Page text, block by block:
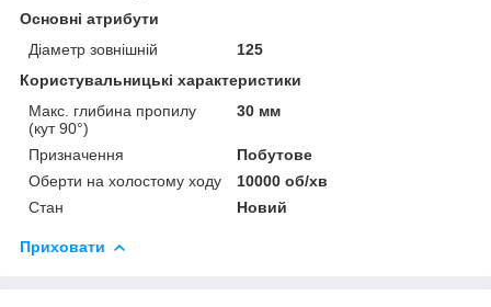
Основні атрибути
Діаметр зовнішній
125
Користувальницькі характеристики
Макс. глибина пропилу
(кут 90°)
30 мм
Призначення
Побутове
Оберти на холостому ходу
10000 об/хв
Стан
Новий
Приховати